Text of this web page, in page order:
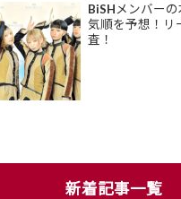
BiSHメンバー
気順を予想！リ
査！
新着記事一覧